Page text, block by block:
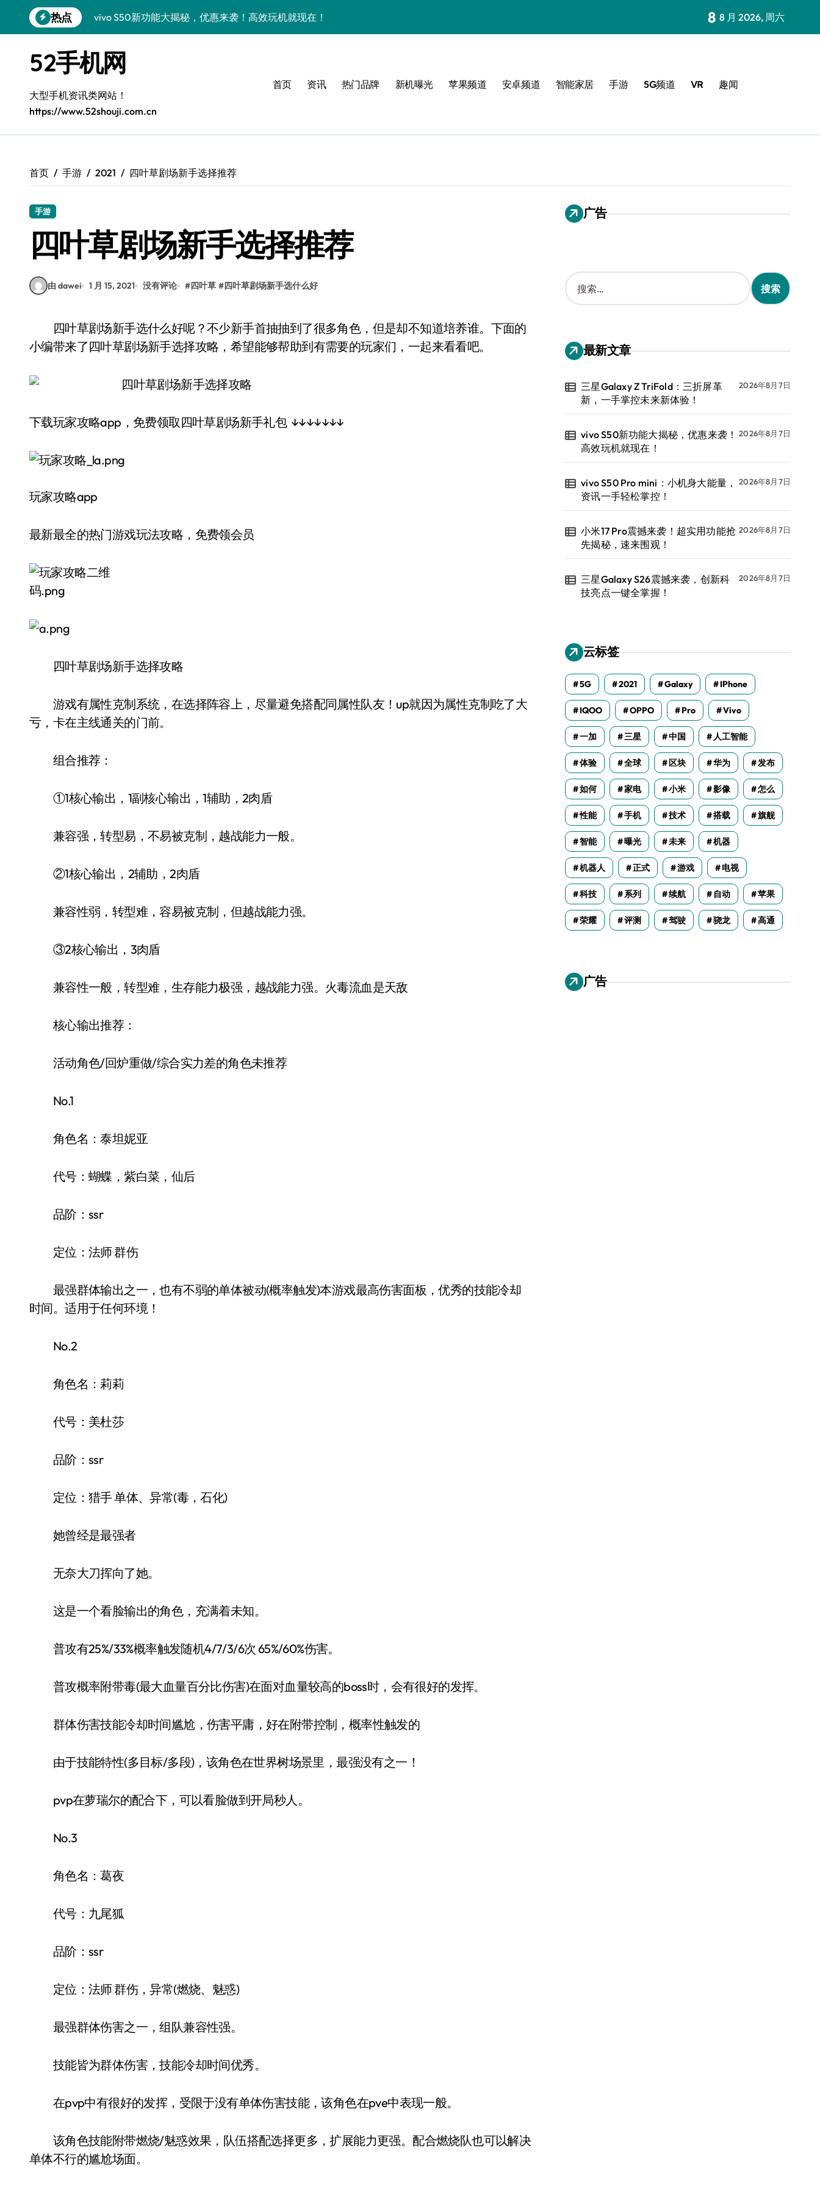
到
热点
vivo S50新功能大揭秘，优惠来袭！高效玩机就现在！
小米17 Pro震撼来袭！超实用功能抢先揭秘，速来围观！
三星Galaxy S26震撼来袭，创新科技亮点一键全掌握！
Galaxy S25 Ultra颜值封神！定制主题潮爆了！
Galaxy S24+惊艳上市，秒变手机美学高手！
Galaxy A56 5G登场，时尚旗舰新体验！
三星Galaxy Z TriFold：三折屏革新，一手掌控未来新体验！
8 8 月 2026, 周六
52手机网
大型手机资讯类网站！
https://www.52shouji.com.cn
首页 资讯 热门品牌 新机曝光 苹果频道 安卓频道 智能家居 手游 5G频道 VR 趣闻
首页 手游 2021 四叶草剧场新手选择推荐
手游
四叶草剧场新手选择推荐
由 dawei 1 月 15, 2021 没有评论 #四叶草 #四叶草剧场新手选什么好
四叶草剧场新手选什么好呢？不少新手首抽抽到了很多角色，但是却不知道培养谁。下面的
小编带来了四叶草剧场新手选择攻略，希望能够帮助到有需要的玩家们，一起来看看吧。
下载玩家攻略app，免费领取四叶草剧场新手礼包 ↓↓↓↓↓↓↓
玩家攻略app
最新最全的热门游戏玩法攻略，免费领会员
四叶草剧场新手选择攻略
游戏有属性克制系统，在选择阵容上，尽量避免搭配同属性队友！up就因为属性克制吃了大
亏，卡在主线通关的门前。
组合推荐：
①1核心输出，1副核心输出，1辅助，2肉盾
兼容强，转型易，不易被克制，越战能力一般。
②1核心输出，2辅助，2肉盾
兼容性弱，转型难，容易被克制，但越战能力强。
③2核心输出，3肉盾
兼容性一般，转型难，生存能力极强，越战能力强。火毒流血是天敌
核心输出推荐：
活动角色/回炉重做/综合实力差的角色未推荐
No.1
角色名：泰坦妮亚
代号：蝴蝶，紫白菜，仙后
品阶：ssr
定位：法师 群伤
最强群体输出之一，也有不弱的单体被动(概率触发)本游戏最高伤害面板，优秀的技能冷却
时间。适用于任何环境！
No.2
角色名：莉莉
代号：美杜莎
品阶：ssr
定位：猎手 单体、异常(毒，石化)
她曾经是最强者
无奈大刀挥向了她。
这是一个看脸输出的角色，充满着未知。
普攻有25%/33%概率触发随机4/7/3/6次 65%/60%伤害。
普攻概率附带毒(最大血量百分比伤害)在面对血量较高的boss时，会有很好的发挥。
群体伤害技能冷却时间尴尬，伤害平庸，好在附带控制，概率性触发的
由于技能特性(多目标/多段)，该角色在世界树场景里，最强没有之一！
pvp在萝瑞尔的配合下，可以看脸做到开局秒人。
No.3
角色名：葛夜
代号：九尾狐
品阶：ssr
定位：法师 群伤，异常(燃烧、魅惑)
最强群体伤害之一，组队兼容性强。
技能皆为群体伤害，技能冷却时间优秀。
在pvp中有很好的发挥，受限于没有单体伤害技能，该角色在pve中表现一般。
该角色技能附带燃烧/魅惑效果，队伍搭配选择更多，扩展能力更强。配合燃烧队也可以解决
单体不行的尴尬场面。
广告
搜
索
：
最新文章
三星Galaxy Z TriFold：三折屏革
新，一手掌控未来新体验！
2026年8月7日
vivo S50新功能大揭秘，优惠来袭！
高效玩机就现在！
2026年8月7日
vivo S50 Pro mini：小机身大能量，
资讯一手轻松掌控！
2026年8月7日
小米17 Pro震撼来袭！超实用功能抢
先揭秘，速来围观！
2026年8月7日
三星Galaxy S26震撼来袭，创新科
技亮点一键全掌握！
2026年8月7日
云标签
5G 2021 Galaxy IPhone
IQOO OPPO Pro Vivo
一加 三星 中国 人工智能
体验 全球 区块 华为 发布
如何 家电 小米 影像 怎么
性能 手机 技术 搭载 旗舰
智能 曝光 未来 机器
机器人 正式 游戏 电视
科技 系列 续航 自动 苹果
荣耀 评测 驾驶 骁龙 高通
广告